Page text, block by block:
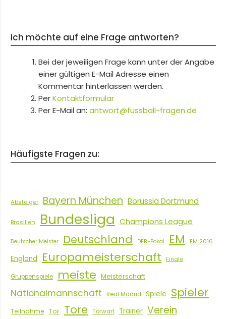
Ich möchte auf eine Frage antworten?
Bei der jeweiligen Frage kann unter der Angabe
einer gültigen E-Mail Adresse einen
Kommentar hinterlassen werden.
PerKontaktformular
Per E-Mail an: antwort@fussball-fragen.de
Häufigste Fragen zu:
Absteiger Bayern München Borussia Dortmund
Brasilien Bundesliga Champions League
Deutscher Meister Deutschland DFB-Pokal EM EM 2016
England Europameisterschaft Finale
Gruppenspiele meiste Meisterschaft
Nationalmannschaft Real Madrid Spiele Spieler
Teilnahme Tor Tore Torwart Trainer Verein